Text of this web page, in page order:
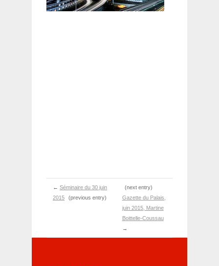
← Séminaire du 30 juin
2015
(previous entry)
(next entry)
Gazette du Palais,
juin 2015, Martine
Boittelle-Coussau
→